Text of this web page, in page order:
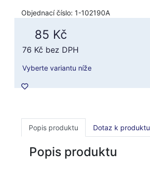
Objednací číslo: 1-102190A
85 Kč
76 Kč bez DPH
Vyberte variantu níže
Popis produktu Dotaz k produktu
Popis produktu